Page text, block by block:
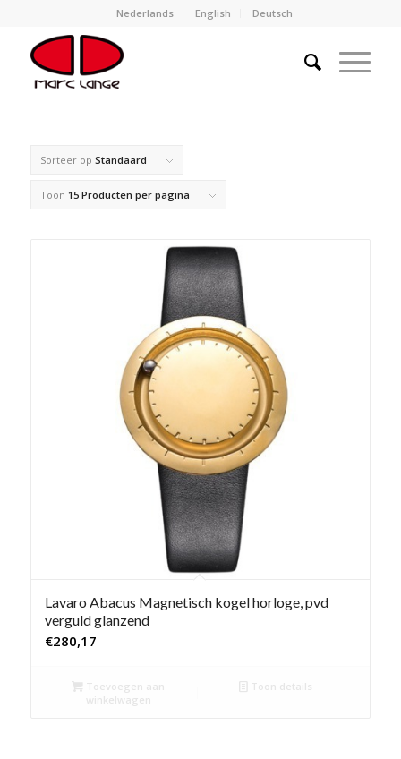
Nederlands English Deutsch
Sorteer op Standaard
Toon 15 Producten per pagina
Lavaro Abacus Magnetisch kogel horloge, pvd
verguld glanzend
€280,17
Toevoegen aan
winkelwagen
Toon details